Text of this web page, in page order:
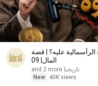
الرأسمالية عليه؟ | قصة
المال| 09
تاريخنا and 2 more
New
40K views